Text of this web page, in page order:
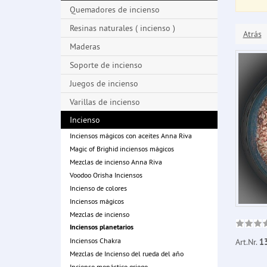
Atrás
Art.Nr.
Quemadores de incienso
Resinas naturales ( incienso )
Maderas
Soporte de incienso
Juegos de incienso
Varillas de incienso
Incienso
Inciensos mágicos con aceites Anna Riva
Magic of Brighid inciensos mágicos
Mezclas de incienso Anna Riva
Voodoo Orisha Inciensos
Incienso de colores
Inciensos mágicos
Mezclas de incienso
Inciensos planetarios
Inciensos Chakra
Mezclas de Incienso del rueda del año